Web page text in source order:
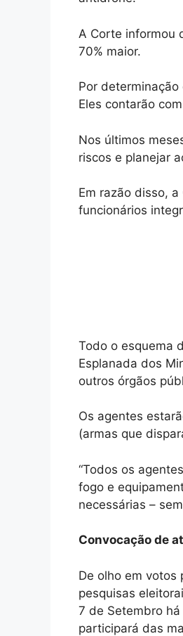
A Corte informou
70% maior.
Por
Eles contarão
Nos últimos
riscos e planejar
Em razão disso,
funcionários
Todo o esquema
Esplanada dos
outros órgãos
Os agentes
(armas que
“Todos os
fogo e
necessárias –
Convocação de
De olho em votos
pesquisas
7 de Setembro
participará das